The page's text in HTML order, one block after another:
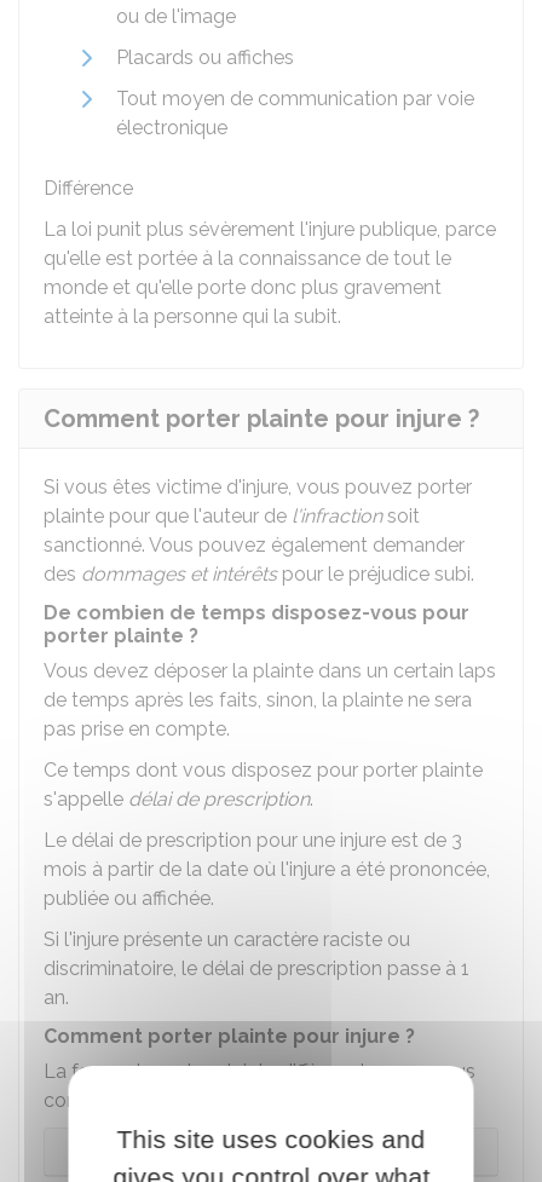
ou de l'image
Placards ou affiches
Tout moyen de communication par voie
électronique
Différence
La loi punit plus sévèrement l'injure publique, parce
qu'elle est portée à la connaissance de tout le
monde et qu'elle porte donc plus gravement
atteinte à la personne qui la subit.
Comment porter plainte pour injure ?
Si vous êtes victime d'injure, vous pouvez porter
plainte pour que l'auteur de l'infractionsoit
sanctionné. Vous pouvez également demander
des dommages et intérêtspour le préjudice subi.
De combien de temps disposez-vous pour
porter plainte ?
Vous devez déposer la plainte dans un certain laps
de temps après les faits, sinon, la plainte ne sera
pas prise en compte.
Ce temps dont vous disposez pour porter plainte
s'appelle délai de prescription.
Le délai de prescription pour une injure est de 3
mois à partir de la date où l'injure a été prononcée,
publiée ou affichée.
Si l'injure présente un caractère raciste ou
discriminatoire, le délai de prescription passe à 1
an.
Comment porter plainte pour injure ?
La façon de porter plainte diffère selon que vous
connaissez ou non l'auteur de l'injure :
Vous connaissez l'auteur des propos
This site uses cookies and
gives you control over what